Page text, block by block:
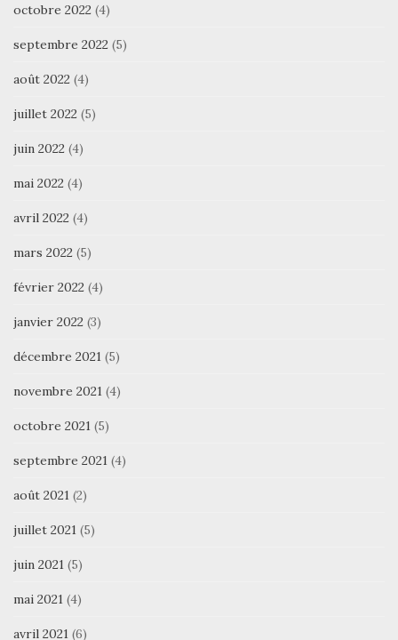
octobre 2022 (4)
septembre 2022 (5)
août 2022 (4)
juillet 2022 (5)
juin 2022 (4)
mai 2022 (4)
avril 2022 (4)
mars 2022 (5)
février 2022 (4)
janvier 2022 (3)
décembre 2021 (5)
novembre 2021 (4)
octobre 2021 (5)
septembre 2021 (4)
août 2021 (2)
juillet 2021 (5)
juin 2021 (5)
mai 2021 (4)
avril 2021 (6)